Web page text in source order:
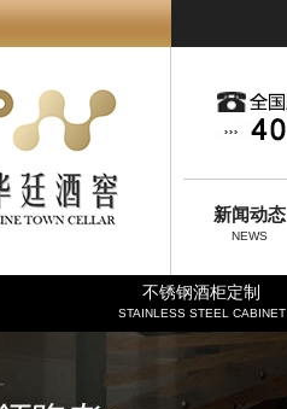
新闻动态
NEWS
不锈钢酒柜定制
STAINLESS STEEL CABINET